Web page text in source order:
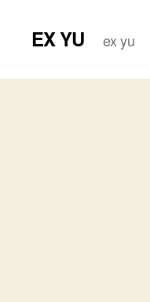
EX YU ex yu